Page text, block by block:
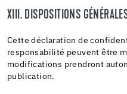
XIII. DISPOSITIONS
Cette déclaration de
responsabilité peuvent être
modifications prendront
publication.